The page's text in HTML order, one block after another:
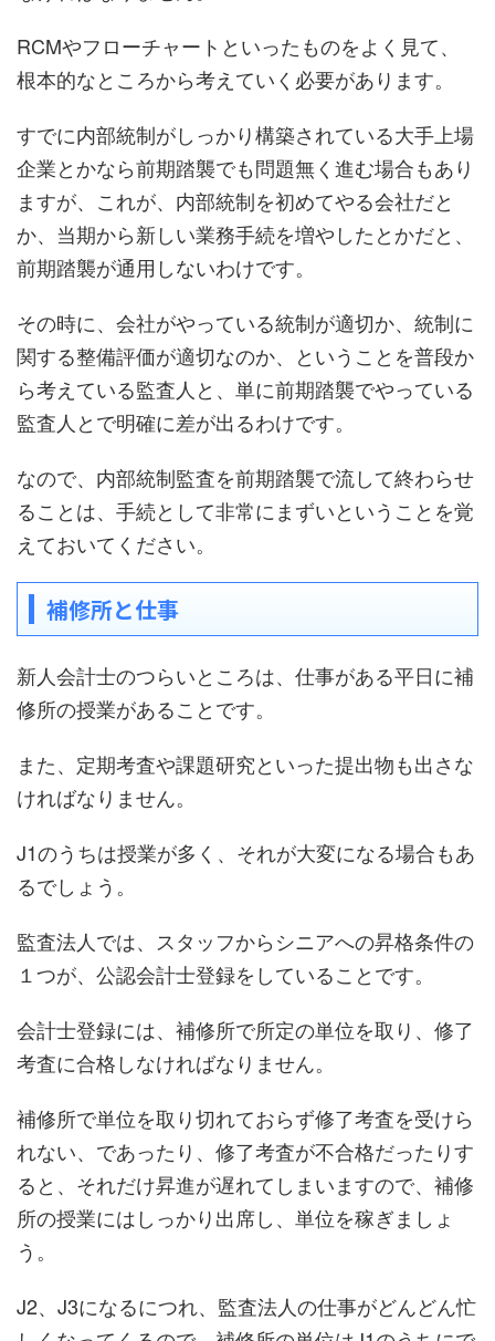
RCMやフローチャートといったものをよく見て、
根本的なところから考えていく必要があります。
すでに内部統制がしっかり構築されている大手上場
企業とかなら前期踏襲でも問題無く進む場合もあり
ますが、これが、内部統制を初めてやる会社だと
か、当期から新しい業務手続を増やしたとかだと、
前期踏襲が通用しないわけです。
その時に、会社がやっている統制が適切か、統制に
関する整備評価が適切なのか、ということを普段か
ら考えている監査人と、単に前期踏襲でやっている
監査人とで明確に差が出るわけです。
なので、内部統制監査を前期踏襲で流して終わらせ
ることは、手続として非常にまずいということを覚
えておいてください。
補修所と仕事
新人会計士のつらいところは、仕事がある平日に補
修所の授業があることです。
また、定期考査や課題研究といった提出物も出さな
ければなりません。
J1のうちは授業が多く、それが大変になる場合もあ
るでしょう。
監査法人では、スタッフからシニアへの昇格条件の
１つが、公認会計士登録をしていることです。
会計士登録には、補修所で所定の単位を取り、修了
考査に合格しなければなりません。
補修所で単位を取り切れておらず修了考査を受けら
れない、であったり、修了考査が不合格だったりす
ると、それだけ昇進が遅れてしまいますので、補修
所の授業にはしっかり出席し、単位を稼ぎましょ
う。
J2、J3になるにつれ、監査法人の仕事がどんどん忙